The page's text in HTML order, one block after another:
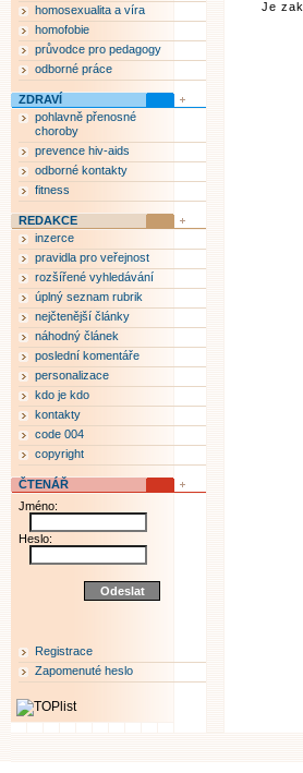
Je
homosexualita a víra
homofobie
průvodce pro pedagogy
odborné práce
ZDRAVÍ
pohlavně přenosné
choroby
prevence hiv-aids
odborné kontakty
fitness
REDAKCE
inzerce
pravidla pro veřejnost
rozšířené vyhledávání
úplný seznam rubrik
nejčtenější články
náhodný článek
poslední komentáře
personalizace
kdo je kdo
kontakty
code 004
copyright
ČTENÁŘ
Jméno:
Heslo:
Registrace
Zapomenuté heslo